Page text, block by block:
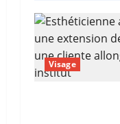
Visage